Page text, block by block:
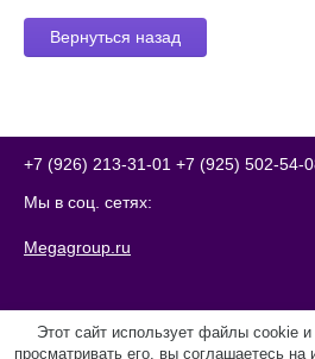
Вернуться назад
+7 (926) 213-31-01 +7 (925) 502-54-
Мы в соц. сетях:
Megagroup.ru
Этот сайт использует файлы cookie
просматривать его, вы соглашаетесь